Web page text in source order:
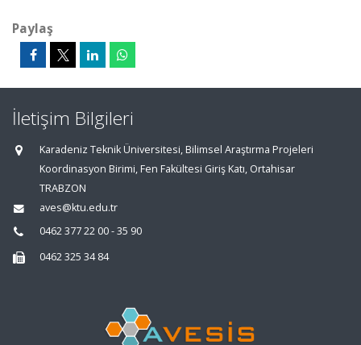
Paylaş
İletişim Bilgileri
Karadeniz Teknik Üniversitesi, Bilimsel Araştırma Projeleri
Koordinasyon Birimi, Fen Fakültesi Giriş Katı, Ortahisar
TRABZON
aves@ktu.edu.tr
0462 377 22 00 - 35 90
0462 325 34 84